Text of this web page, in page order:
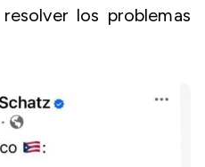
los problemas